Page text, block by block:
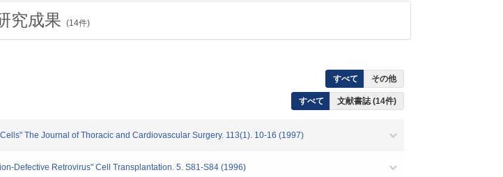
究成果 (14件)
すべて その他
すべて 文献書誌 (14件)
The Journal of Thoracic and Cardiovascular Surgery. 113(1). 10-16 (1997)
Defective Retrovirus" Cell Transplantation. 5. S81-S84 (1996)